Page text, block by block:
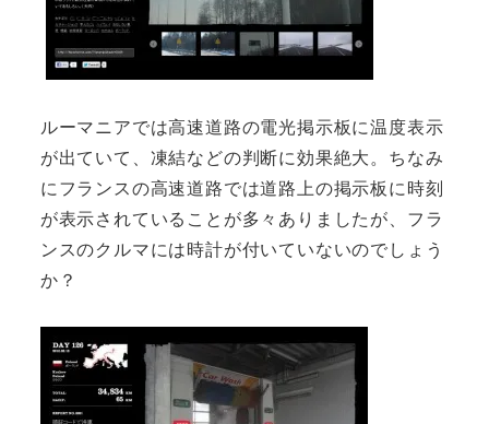
ルーマニアでは高速道路の電光掲示板に温度表示
が出ていて、凍結などの判断に効果絶大。ちなみ
にフランスの高速道路では道路上の掲示板に時刻
が表示されていることが多々ありましたが、フラ
ンスのクルマには時計が付いていないのでしょう
か？